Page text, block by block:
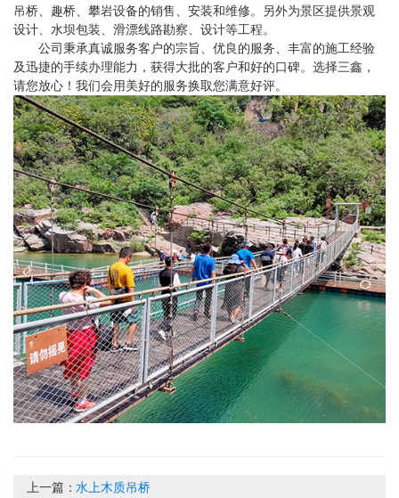
吊桥、趣桥、攀岩设备的销售、安装和维修。另外为景区提供景观
设计、水坝包装、滑漂线路勘察、设计等工程。
公司秉承真诚服务客户的宗旨、优良的服务、丰富的施工经验
及迅捷的手续办理能力，获得大批的客户和好的口碑。选择三鑫，
请您放心！我们会用美好的服务换取您满意好评。
上一篇：水上木质吊桥